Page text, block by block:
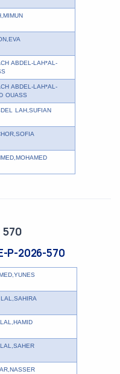
ABDEL-LAH*AL-
ABDEL-LAH*AL-
OUASS
LAH,SUFIAN
P-2026-570
LAL,SAHIRA
LAL,SAHER